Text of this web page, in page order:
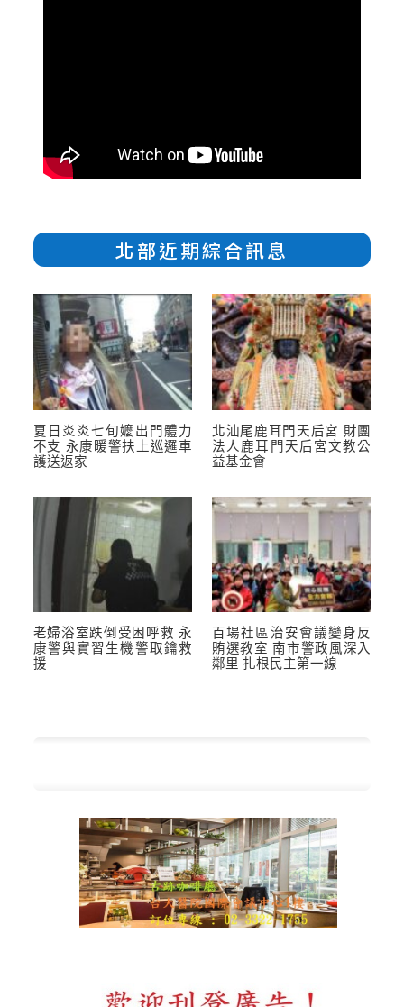
北部近期綜合訊息
夏日炎炎七旬嬤出門體力
不支 永康暖警扶上巡邏車
護送返家
北汕尾鹿耳門天后宮 財團
法人鹿耳門天后宮文教公
益基金會
老婦浴室跌倒受困呼救 永
康警與實習生機警取鑰救
援
百場社區治安會議變身反
賄選教室 南市警政風深入
鄰里 扎根民主第一線